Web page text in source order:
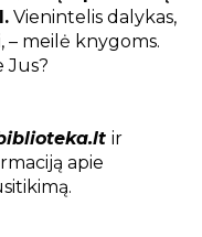
Vienintelis dalykas,
meilė knygoms.
Jus?
ir
apie